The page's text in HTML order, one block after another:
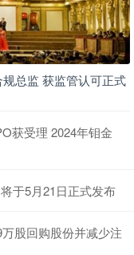
总监 获监管认可正式
获受理 2024年钼金
于5月21日正式发布
股回购股份并减少注